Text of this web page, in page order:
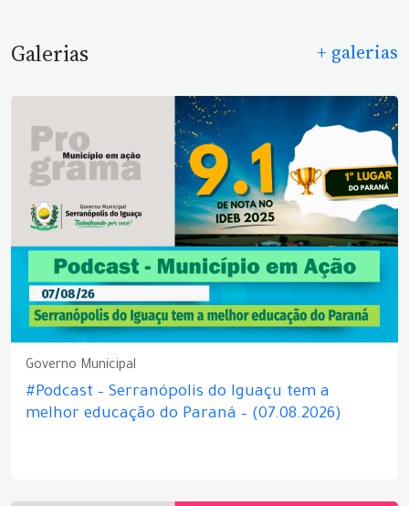
Galerias + galerias
Governo Municipal
#Podcast – Serranópolis do Iguaçu tem a
melhor educação do Paraná – (07.08.2026)